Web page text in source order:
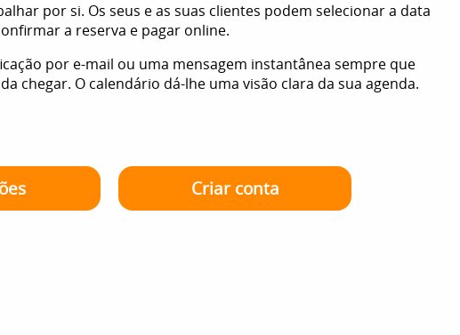
por si. Os seus e as suas clientes podem selecionar a data
a reserva e pagar online.
por e-mail ou uma mensagem instantânea sempre que
chegar. O calendário dá-lhe uma visão clara da sua agenda.
Criar conta